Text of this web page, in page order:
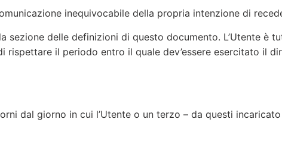
inequivocabile della propria intenzione di
delle definizioni di questo documento. L’Utente è
il periodo entro il quale dev’essere esercitato il
dal giorno in cui l’Utente o un terzo – da questi